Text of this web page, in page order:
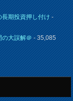
長期投資押し付け-
の大誤解＠- 35,085